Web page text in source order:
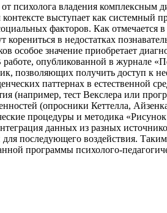
психолога владения комплексным
выступает как системный
факторов. Как отмечается
в недостатках
особое значение приобретает
опубликованной в журнале
позволяющих получить доступ к
паттернах в естественной
(например, тест Векслера или
(опросники Кеттелла,
процедуры и методика
данных из разных
последующего воздействия.
программы психолого-